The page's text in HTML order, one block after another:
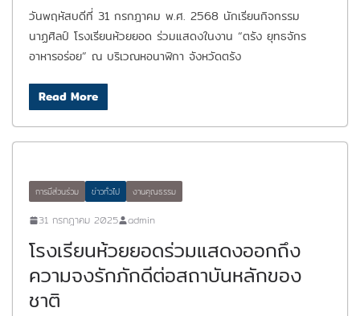
วันพฤหัสบดีที่ 31 กรกฎาคม พ.ศ. 2568 นักเรียนกิจกรรม
นาฏศิลป์ โรงเรียนห้วยยอด ร่วมแสดงในงาน “ตรัง ยุทธจักร
อาหารอร่อย” ณ บริเวณหอนาฬิกา จังหวัดตรัง
Read More
การมีส่วนร่วม ข่าวทั่วไป งานคุณธรรม
31 กรกฎาคม 2025 admin
โรงเรียนห้วยยอดร่วมแสดงออกถึง
ความจงรักภักดีต่อสถาบันหลักของ
ชาติ